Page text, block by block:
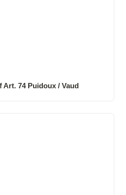
74 Puidoux / Vaud
Zürich